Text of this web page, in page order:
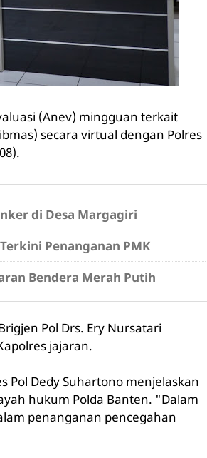
(Anev) mingguan terkait
secara virtual dengan Polres
di Desa Margagiri
Penanganan PMK
Bendera Merah Putih
Pol Drs. Ery Nursatari
jajaran.
Pol Dedy Suhartono menjelaskan
hukum Polda Banten. "Dalam
penanganan pencegahan